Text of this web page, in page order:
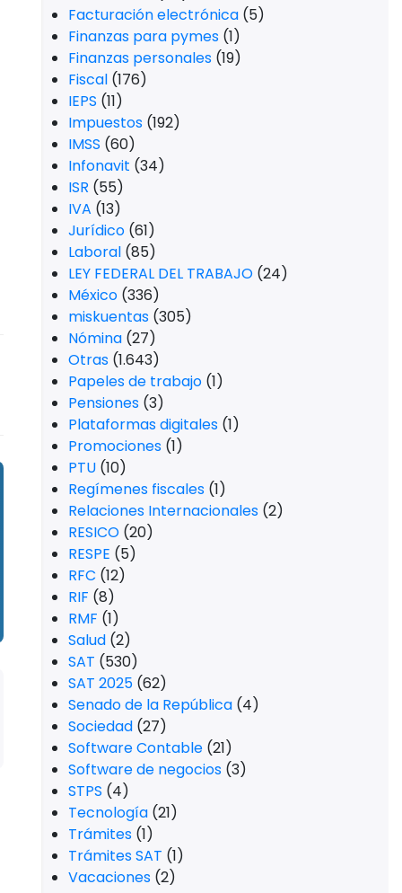
Facturación electrónica (5)
Finanzas para pymes (1)
Finanzas personales (19)
Fiscal (176)
IEPS (11)
Impuestos (192)
IMSS (60)
Infonavit (34)
ISR (55)
IVA (13)
Jurídico (61)
Laboral (85)
LEY FEDERAL DEL TRABAJO (24)
México (336)
miskuentas (305)
Nómina (27)
Otras (1.643)
Papeles de trabajo (1)
Pensiones (3)
Plataformas digitales (1)
Promociones (1)
PTU (10)
Regímenes fiscales (1)
Relaciones Internacionales (2)
RESICO (20)
RESPE (5)
RFC (12)
RIF (8)
RMF (1)
Salud (2)
SAT (530)
SAT 2025 (62)
Senado de la República (4)
Sociedad (27)
Software Contable (21)
Software de negocios (3)
STPS (4)
Tecnología (21)
Trámites (1)
Trámites SAT (1)
Vacaciones (2)